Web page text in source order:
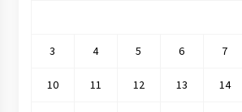
3 4 5 6 7
10 11 12 13 14